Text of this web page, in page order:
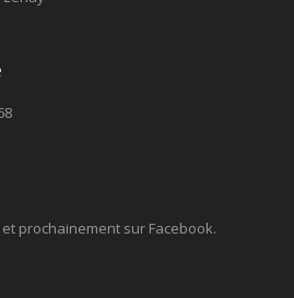
et prochainement sur Facebook.